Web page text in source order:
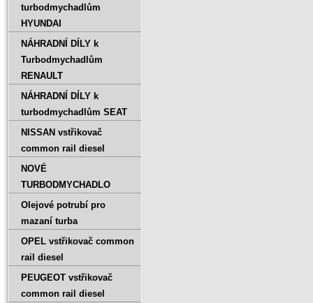
turbodmychadlům
HYUNDAI
NÁHRADNÍ DÍLY k
Turbodmychadlům
RENAULT
NÁHRADNÍ DÍLY k
turbodmychadlům SEAT
NISSAN vstřikovač
common rail diesel
NOVÉ
TURBODMYCHADLO
Olejové potrubí pro
mazaní turba
OPEL vstřikovač common
rail diesel
PEUGEOT vstřikovač
common rail diesel